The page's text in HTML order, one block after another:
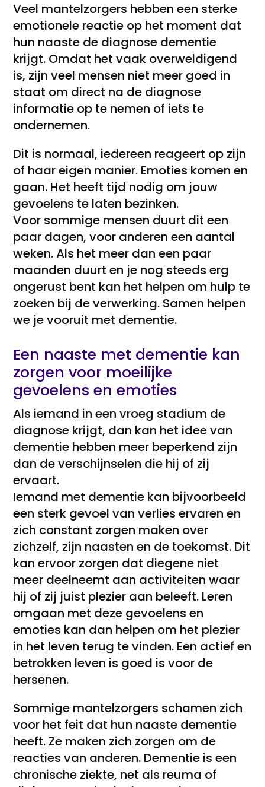
Veel mantelzorgers hebben een sterke
emotionele reactie op het moment dat
hun naaste de diagnose dementie
krijgt. Omdat het vaak overweldigend
is, zijn veel mensen niet meer goed in
staat om direct na de diagnose
informatie op te nemen of iets te
ondernemen.
Dit is normaal, iedereen reageert op zijn
of haar eigen manier. Emoties komen en
gaan. Het heeft tijd nodig om jouw
gevoelens te laten bezinken.
Voor sommige mensen duurt dit een
paar dagen, voor anderen een aantal
weken. Als het meer dan een paar
maanden duurt en je nog steeds erg
ongerust bent kan het helpen om hulp te
zoeken bij de verwerking. Samen helpen
we je vooruit met dementie.
Een naaste met dementie kan
zorgen voor moeilijke
gevoelens en emoties
Als iemand in een vroeg stadium de
diagnose krijgt, dan kan het idee van
dementie hebben meer beperkend zijn
dan de verschijnselen die hij of zij
ervaart.
Iemand met dementie kan bijvoorbeeld
een sterk gevoel van verlies ervaren en
zich constant zorgen maken over
zichzelf, zijn naasten en de toekomst. Dit
kan ervoor zorgen dat diegene niet
meer deelneemt aan activiteiten waar
hij of zij juist plezier aan beleeft. Leren
omgaan met deze gevoelens en
emoties kan dan helpen om het plezier
in het leven terug te vinden. Een actief en
betrokken leven is goed is voor de
hersenen.
Sommige mantelzorgers schamen zich
voor het feit dat hun naaste dementie
heeft. Ze maken zich zorgen om de
reacties van anderen. Dementie is een
chronische ziekte, net als reuma of